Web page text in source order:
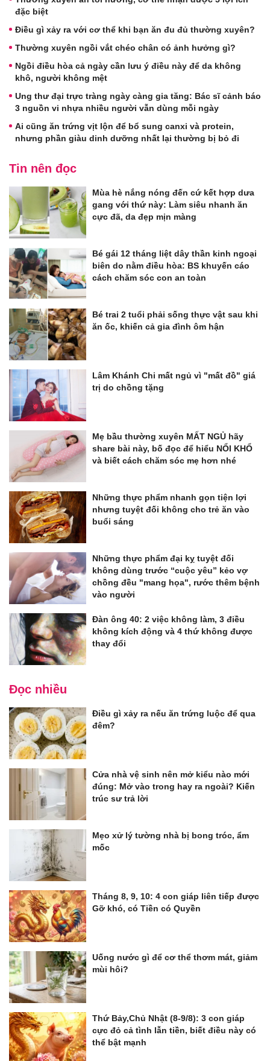
đặc biệt
Điều gì xảy ra với cơ thể khi bạn ăn đu đủ thường xuyên?
Thường xuyên ngồi vắt chéo chân có ảnh hưởng gì?
Ngồi điều hòa cả ngày cần lưu ý điều này để da không
khô, người không mệt
Ung thư đại trực tràng ngày càng gia tăng: Bác sĩ cảnh báo
3 nguồn vi nhựa nhiều người vẫn dùng mỗi ngày
Ai cũng ăn trứng vịt lộn để bổ sung canxi và protein,
nhưng phần giàu dinh dưỡng nhất lại thường bị bỏ đi
Tin nên đọc
Mùa hè nắng nóng đến cứ kết hợp dưa
gang với thứ này: Làm siêu nhanh ăn
cực đã, da đẹp mịn màng
Bé gái 12 tháng liệt dây thần kinh ngoại
biên do nằm điều hòa: BS khuyến cáo
cách chăm sóc con an toàn
Bé trai 2 tuổi phải sống thực vật sau khi
ăn ốc, khiến cả gia đình ôm hận
Lâm Khánh Chi mất ngủ vì "mất đồ" giá
trị do chồng tặng
Mẹ bầu thường xuyên MẤT NGỦ hãy
share bài này, bố đọc để hiểu NỔI KHỔ
và biết cách chăm sóc mẹ hơn nhé
Những thực phẩm nhanh gọn tiện lợi
nhưng tuyệt đối không cho trẻ ăn vào
buổi sáng
Những thực phẩm đại kỵ tuyệt đối
không dùng trước “cuộc yêu” kẻo vợ
chồng đều "mang họa", rước thêm bệnh
vào người
Đàn ông 40: 2 việc không làm, 3 điều
không kích động và 4 thứ không được
thay đổi
Đọc nhiều
Điều gì xảy ra nếu ăn trứng luộc để qua
đêm?
Cửa nhà vệ sinh nên mở kiểu nào mới
đúng: Mở vào trong hay ra ngoài? Kiến
trúc sư trả lời
Mẹo xử lý tường nhà bị bong tróc, ẩm
mốc
Tháng 8, 9, 10: 4 con giáp liên tiếp được
Gỡ khó, có Tiền có Quyền
Uống nước gì để cơ thể thơm mát, giảm
mùi hôi?
Thứ Bảy,Chủ Nhật (8-9/8): 3 con giáp
cực đỏ cả tình lẫn tiền, biết điều này có
thể bật mạnh